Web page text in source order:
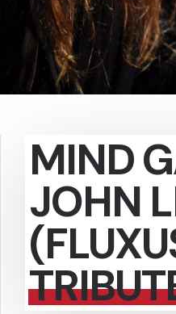
MIND
JOHN